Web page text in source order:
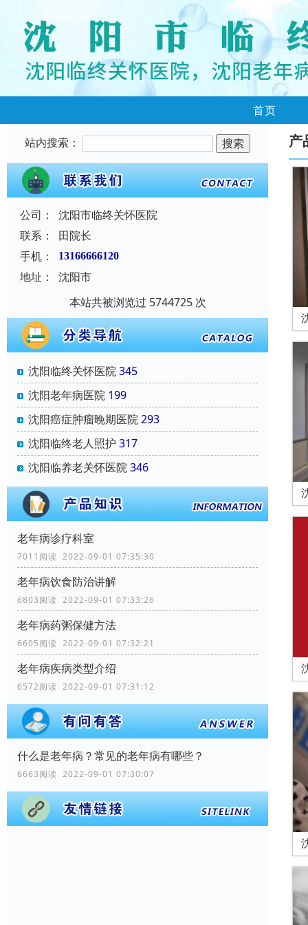
首页
站内搜索：
公司：
沈阳市临终关怀医院
联系：
田院长
手机：
13166666120
地址：
沈阳市
本站共被浏览过 5744725 次
沈阳临终关怀医院345
沈阳老年病医院 199
沈阳癌症肿瘤晚期医院293
沈阳临终老人照护 317
沈阳临养老关怀医院346
老年病诊疗科室
7011阅读 2022-09-01 07:35:30
老年病饮食防治讲解
6803阅读 2022-09-01 07:33:26
老年病药粥保健方法
6605阅读 2022-09-01 07:32:21
老年病疾病类型介绍
6572阅读 2022-09-01 07:31:12
什么是老年病？常见的老年病有哪些？
6663阅读 2022-09-01 07:30:07
产